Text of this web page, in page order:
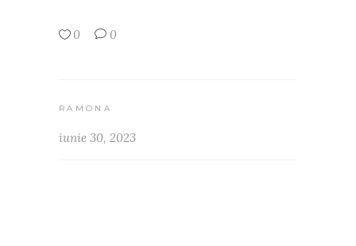
0 0
RAMONA
iunie 30, 2023